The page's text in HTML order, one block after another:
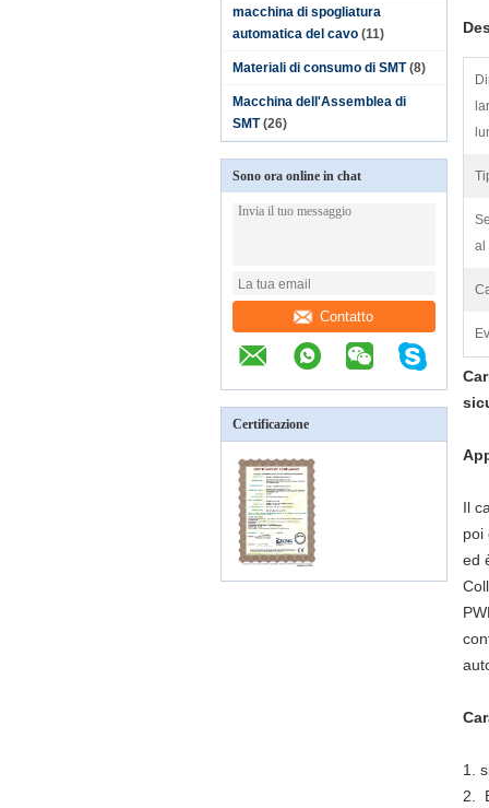
macchina di spogliatura
automatica del cavo (11)
Materiali di consumo di SMT (8)
Macchina dell'Assemblea di
SMT (26)
Sono ora online in chat
Contatto
Certificazione
al
Il
poi
ed
1.
2.